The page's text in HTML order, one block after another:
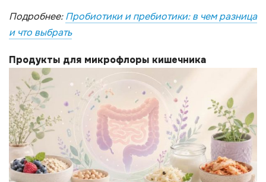
Подробнее:Пробиотики и пребиотики: в чем разница
и что выбрать
Продукты для микрофлоры кишечника